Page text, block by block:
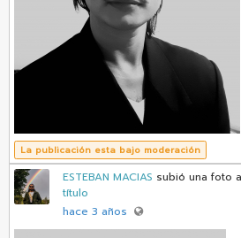
La publicación esta bajo moderación
ESTEBAN MACIAS subió una foto
título
hace 3 años